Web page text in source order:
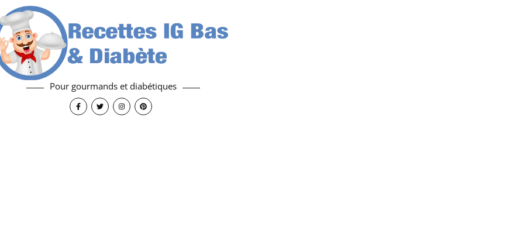
Pour gourmands et diabétiques